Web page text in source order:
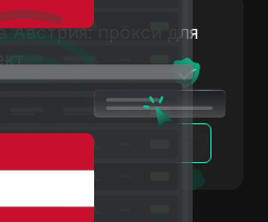
Австрия: прокси для
далее